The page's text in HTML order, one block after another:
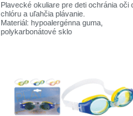
Plavecké okuliare pre deti ochránia oči
chlóru a uľahčia plávanie.
Materiál: hypoalergénna guma,
polykarbonátové sklo